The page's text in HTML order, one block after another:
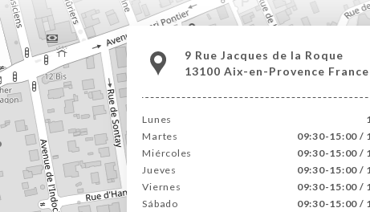
9 Rue Jacques de la Roque
13100 Aix-en-Provence France
Lunes
Martes
09:30-15:00 /
Miércoles
09:30-15:00 /
Jueves
09:30-15:00 /
Viernes
09:30-15:00 /
Sábado
09:30-15:00 /